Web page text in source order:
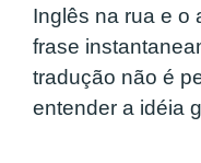
Inglês na rua e o
frase
tradução não é
entender a idéia